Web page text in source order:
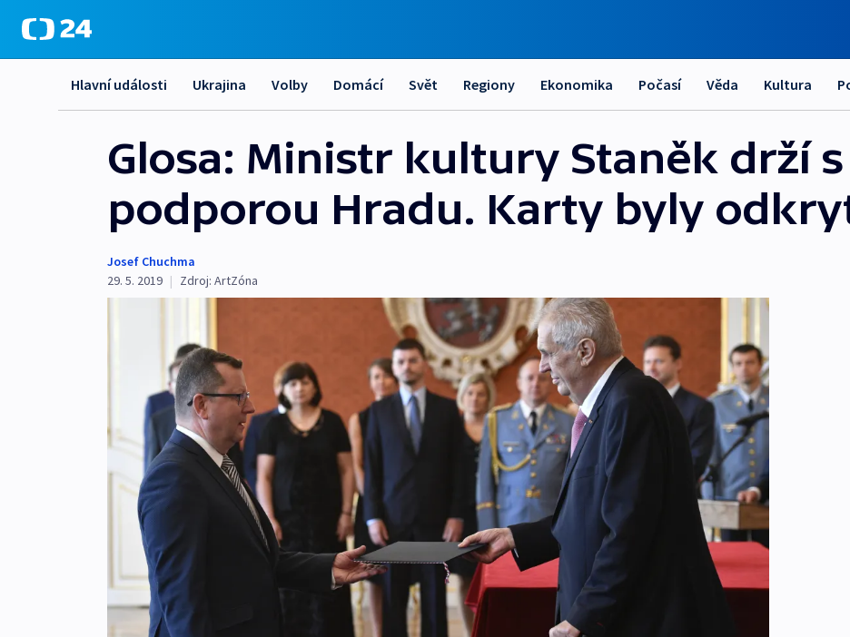
Hlavní události Ukrajina Volby Domácí Svět Regiony Ekonomika Počasí Věda Kultura
Glosa: Ministr kultury Staněk drží s
podporou Hradu. Karty byly
Josef Chuchma
29. 5. 2019 | Zdroj: ArtZóna